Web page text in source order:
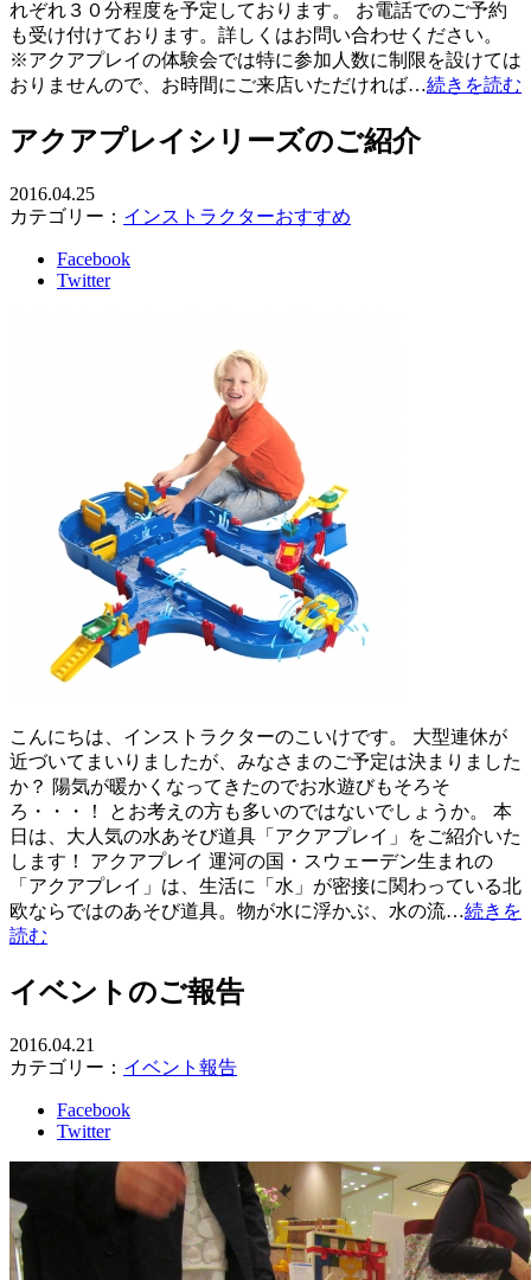
れぞれ３０分程度を予定しております。 お電話でのご予約
も受け付けております。詳しくはお問い合わせください。
※アクアプレイの体験会では特に参加人数に制限を設けては
おりませんので、お時間にご来店いただければ…続きを読む
アクアプレイシリーズのご紹介
2016.04.25
カテゴリー： インストラクターおすすめ
Facebook
Twitter
こんにちは、インストラクターのこいけです。 大型連休が
近づいてまいりましたが、みなさまのご予定は決まりました
か？ 陽気が暖かくなってきたのでお水遊びもそろそ
ろ・・・！ とお考えの方も多いのではないでしょうか。 本
日は、大人気の水あそび道具「アクアプレイ」をご紹介いた
します！ アクアプレイ 運河の国・スウェーデン生まれの
「アクアプレイ」は、生活に「水」が密接に関わっている北
欧ならではのあそび道具。物が水に浮かぶ、水の流…続きを
読む
イベントのご報告
2016.04.21
カテゴリー： イベント報告
Facebook
Twitter